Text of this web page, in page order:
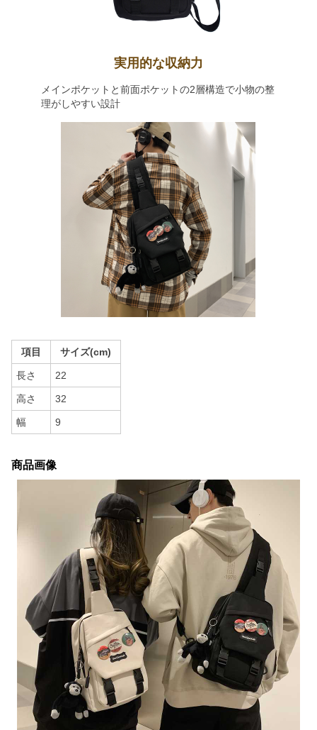
実用的な収納力
メインポケットと前面ポケットの2層構造で小物の整
理がしやすい設計
項目 サイズ(cm)
長さ 22
高さ 32
幅 9
商品画像